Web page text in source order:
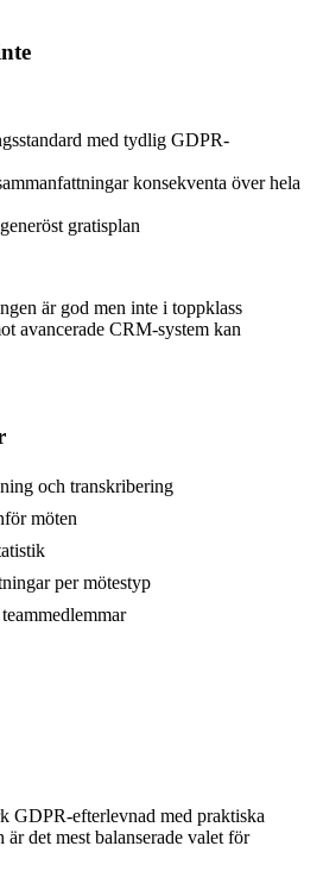
med tydlig GDPR-
konsekventa över hela
gratisplan
är god men inte i toppklass
avancerade CRM-system kan
och transkribering
möten
per mötestyp
GDPR-efterlevnad med praktiska
det mest balanserade valet för